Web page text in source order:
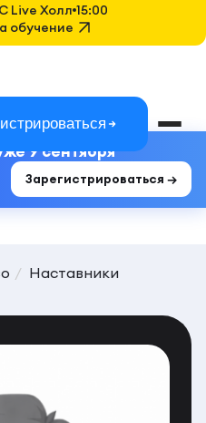
9 сентября
Зарегистрироваться →
Наставники
Live Холл 15:00
обучение